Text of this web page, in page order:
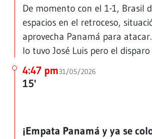
De momento con el 1-1, Brasil
espacios en el retroceso,
aprovecha Panamá para
lo tuvo José Luis pero el
4:47 pm31/05/2026
15'
¡Empata Panamá y ya se